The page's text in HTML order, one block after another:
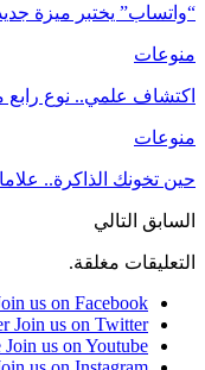
“واتساب” يختبر ميزة
منوعات
اكتشاف علمي.. نوع رابع
منوعات
حين تخونك الذاكرة..
السابق التالي
التعليقات مغلقة.
us on Facebook
Join us on Twitter
Join us on Youtube